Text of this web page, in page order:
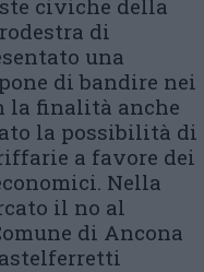
civiche della
di
una
di bandire nei
la finalità anche
la possibilità di
a favore dei
Nella
il no al
di Ancona